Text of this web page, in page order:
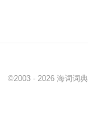
©2003 - 2026 海词词典